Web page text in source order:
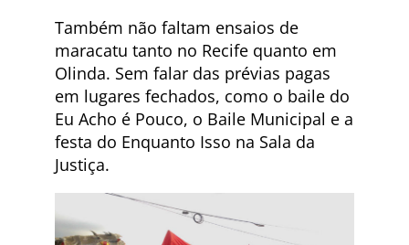
Também não faltam ensaios de
maracatu tanto no Recife quanto em
Olinda. Sem falar das prévias pagas
em lugares fechados, como o baile do
Eu Acho é Pouco, o Baile Municipal e a
festa do Enquanto Isso na Sala da
Justiça.